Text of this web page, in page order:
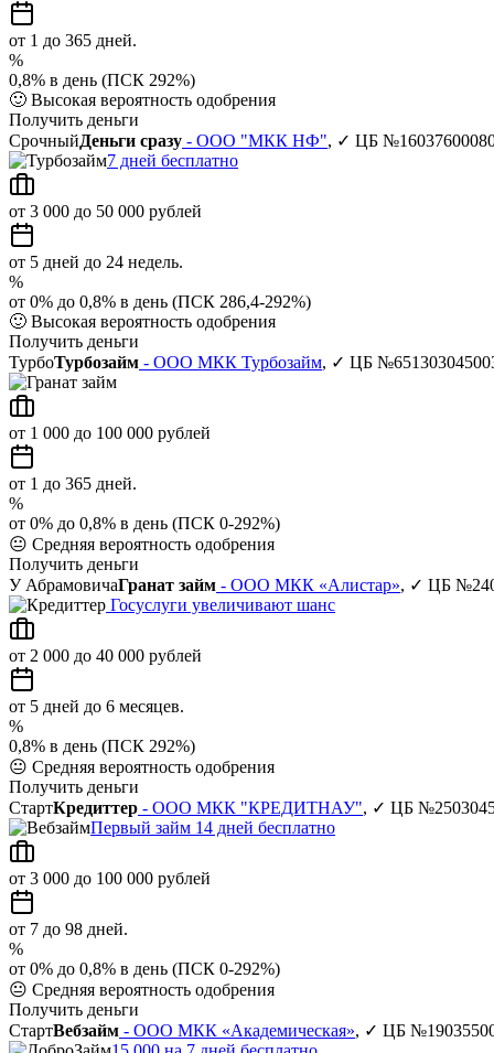
от 1 до 365 дней.
%
0,8% в день (ПСК 292%)
🙂 Высокая вероятность одобрения
Получить деньги
СрочныйДеньги сразу - ООО "МКК НФ", ✓ ЦБ
7 дней бесплатно
от 3 000 до 50 000 рублей
от 5 дней до 24 недель.
%
от 0% до 0,8% в день (ПСК 286,4-292%)
🙂 Высокая вероятность одобрения
Получить деньги
ТурбоТурбозайм - ООО МКК Турбозайм, ✓ ЦБ
от 1 000 до 100 000 рублей
от 1 до 365 дней.
%
от 0% до 0,8% в день (ПСК 0-292%)
😐 Средняя вероятность одобрения
Получить деньги
У АбрамовичаГранат займ - ООО МКК «Алистар», ✓ ЦБ
Госуслуги увеличивают шанс
от 2 000 до 40 000 рублей
от 5 дней до 6 месяцев.
%
0,8% в день (ПСК 292%)
😐 Средняя вероятность одобрения
Получить деньги
СтартКредиттер - ООО МКК "КРЕДИТНАУ", ✓ ЦБ
Первый займ 14 дней бесплатно
от 3 000 до 100 000 рублей
от 7 до 98 дней.
%
от 0% до 0,8% в день (ПСК 0-292%)
😐 Средняя вероятность одобрения
Получить деньги
СтартВебзайм - ООО МКК «Академическая», ✓ ЦБ